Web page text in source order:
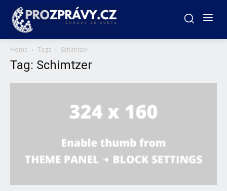
Home Tags Schimtzer
Tag: Schimtzer